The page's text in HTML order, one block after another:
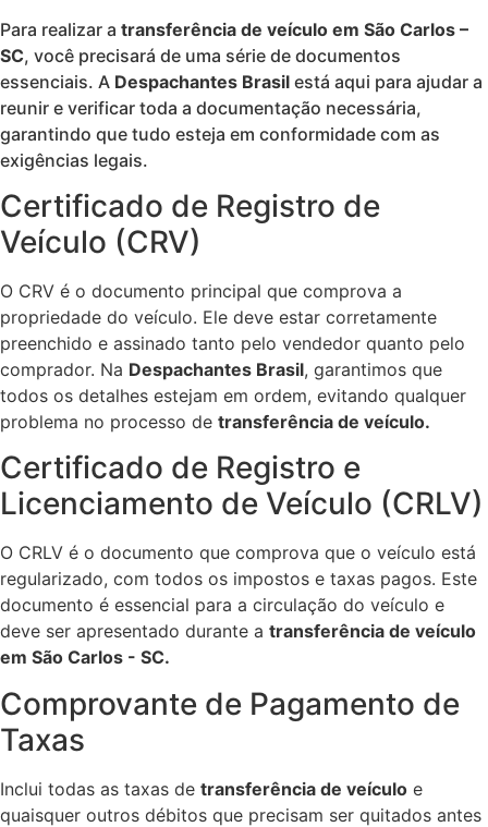
Para realizar a transferência de veículo em São Carlos –
SC, você precisará de uma série de documentos
essenciais. A Despachantes Brasil está aqui para ajudar a
reunir e verificar toda a documentação necessária,
garantindo que tudo esteja em conformidade com as
exigências legais.
Certificado de Registro de
Veículo (CRV)
O CRV é o documento principal que comprova a
propriedade do veículo. Ele deve estar corretamente
preenchido e assinado tanto pelo vendedor quanto pelo
comprador. Na Despachantes Brasil, garantimos que
todos os detalhes estejam em ordem, evitando qualquer
problema no processo de transferência de veículo.
Certificado de Registro e
Licenciamento de Veículo (CRLV)
O CRLV é o documento que comprova que o veículo está
regularizado, com todos os impostos e taxas pagos. Este
documento é essencial para a circulação do veículo e
deve ser apresentado durante a transferência de veículo
em São Carlos - SC.
Comprovante de Pagamento de
Taxas
Inclui todas as taxas de transferência de veículo e
quaisquer outros débitos que precisam ser quitados antes